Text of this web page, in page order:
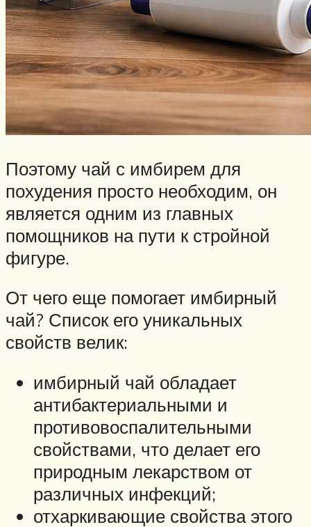
Поэтому чай с имбирем для
похудения просто необходим, он
является одним из главных
помощников на пути к стройной
фигуре.
От чего еще помогает имбирный
чай? Список его уникальных
свойств велик:
имбирный чай обладает
антибактериальными и
противовоспалительными
свойствами, что делает его
природным лекарством от
различных инфекций;
отхаркивающие свойства этого